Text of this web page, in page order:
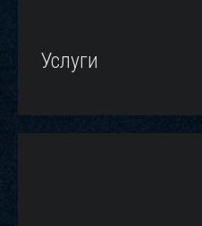
Услуги